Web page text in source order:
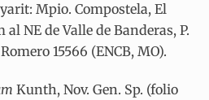
Mpio. Compostela, El
NE de Valle de Banderas, P.
15566 (ENCB, MO).
Kunth, Nov. Gen. Sp. (folio